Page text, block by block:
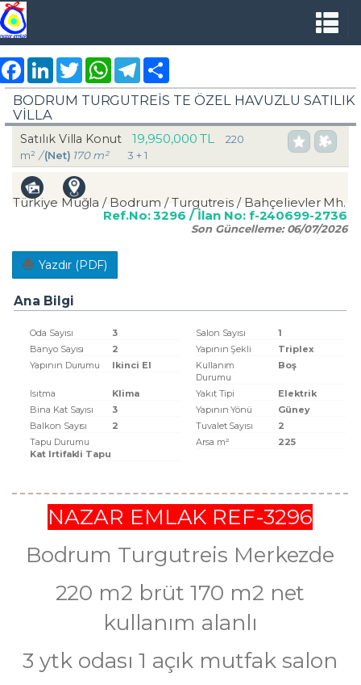
FacebookLinkedInTwitter WhatsAppTelegram
BODRUM TURGUTREİS TE ÖZEL HAVUZLU SATILIK
VİLLA
Satılık Villa Konut 19,950,000 TL
220
m² /(Net) 170 m² 3 + 1
Türkiye Muğla / Bodrum / Turgutreis / Bahçelievler Mh.
Ref.No:3296 / İlan No: f-240699-2736
Son Güncelleme:06/07/2026
Yazdır (PDF)
Ana Bilgi
Oda Sayısı 3 Salon Sayısı
1
Banyo Sayısı
2 Yapının Şekli
Triplex
Yapının Durumu
Ikinci El
Kullanım
Durumu
Boş
Isıtma Klima Yakıt Tipi
Elektrik
Bina Kat Sayısı
3 Yapının Yönü
Güney
Balkon Sayısı
2 Tuvalet Sayısı
2
Tapu Durumu
Kat Irtifakli Tapu
Arsa m² 225
NAZAR EMLAK REF-3296
Bodrum Turgutreis Merkezde
220 m2 brüt 170 m2 net
kullanım alanlı
3 ytk odası 1 açık mutfak salon